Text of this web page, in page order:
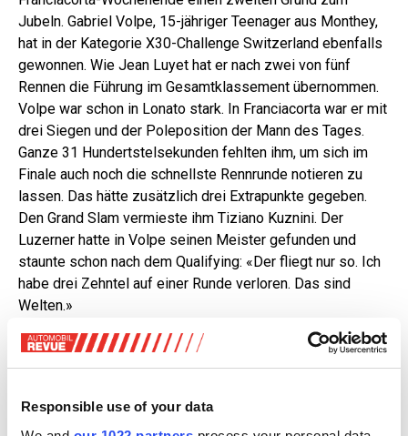
Responsible use of your data
Jubeln. Gabriel Volpe, 15-jähriger Teenager aus Monthey,
hat in der Kategorie X30-Challenge Switzerland ebenfalls
gewonnen. Wie Jean Luyet hat er nach zwei von fünf
Rennen die Führung im Gesamtklassement übernommen.
Volpe war schon in Lonato stark. In Franciacorta war er mit
drei Siegen und der Poleposition der Mann des Tages.
Ganze 31 Hundertstelsekunden fehlten ihm, um sich im
Finale auch noch die schnellste Rennrunde notieren zu
lassen. Das hätte zusätzlich drei Extrapunkte gegeben.
Den Grand Slam vermieste ihm Tiziano Kuznini. Der
Luzerner hatte in Volpe seinen Meister gefunden und
staunte schon nach dem Qualifying: «Der fliegt nur so. Ich
habe drei Zehntel auf einer Runde verloren. Das sind
Welten.»
Bei den OK-Junioren könnte man anhand der
Ergebnislisten von Business as usual reden. Doch ganz
Bättig aus dem Team Kartbox dann doch nicht. Wie schon
in Lonato haderte die schnelle Zürcherin im Qualifying mit